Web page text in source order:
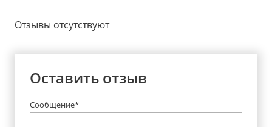
Отзывы отсутствуют
Оставить отзыв
Сообщение*